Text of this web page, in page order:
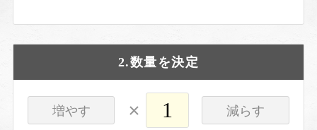
2.数量を決定
増やす × 減らす